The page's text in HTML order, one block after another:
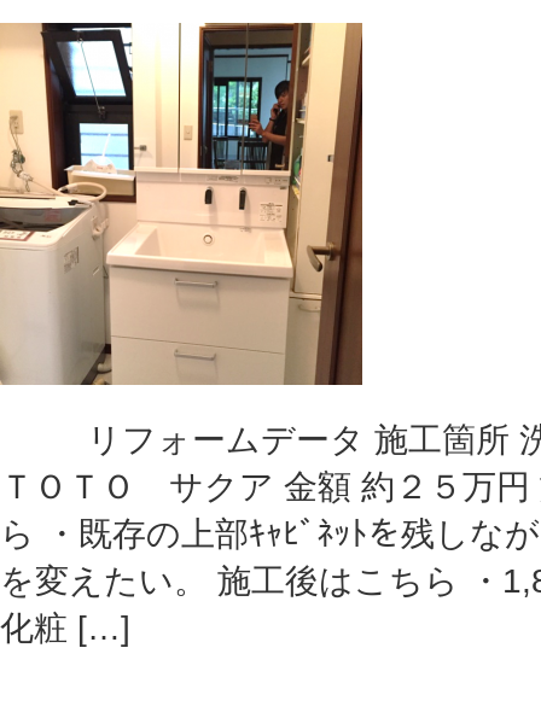
リフォームデータ 施工箇所
ＴＯＴＯ サクア 金額 約２５万円
ら ・既存の上部ｷｬﾋﾞﾈｯﾄを残しな
を変えたい。 施工後はこちら ・
化粧 […]